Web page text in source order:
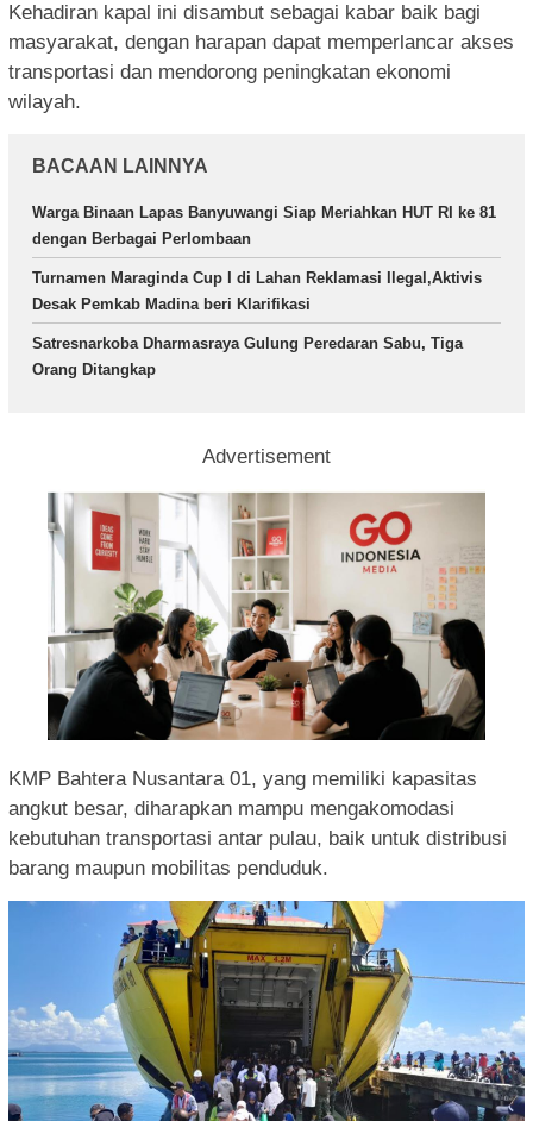
Kehadiran kapal ini disambut sebagai kabar baik bagi
masyarakat, dengan harapan dapat memperlancar akses
transportasi dan mendorong peningkatan ekonomi
wilayah.
BACAAN LAINNYA
Warga Binaan Lapas Banyuwangi Siap Meriahkan HUT RI ke 81
dengan Berbagai Perlombaan
Turnamen Maraginda Cup I di Lahan Reklamasi Ilegal,Aktivis
Desak Pemkab Madina beri Klarifikasi
Satresnarkoba Dharmasraya Gulung Peredaran Sabu, Tiga
Orang Ditangkap
Advertisement
KMP Bahtera Nusantara 01, yang memiliki kapasitas
angkut besar, diharapkan mampu mengakomodasi
kebutuhan transportasi antar pulau, baik untuk distribusi
barang maupun mobilitas penduduk.